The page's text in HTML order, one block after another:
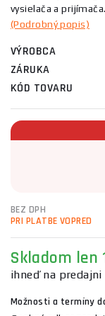
vysielača a
(Podrobný popis)
VÝROBCA
ZÁRUKA
KÓD TOVARU
BEZ DPH
PRI PLATBE VOPRED
Skladom len
ihneď na predajni
Možnosti a termíny